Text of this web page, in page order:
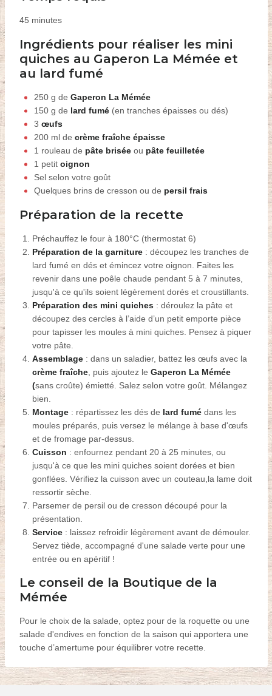
45 minutes
Ingrédients pour réaliser les mini
quiches au Gaperon La Mémée et
au lard fumé
250g de Gaperon La Mémée
150 g de lard fumé(en tranches épaissesou dés)
3 œufs
200 ml de crème fraîche épaisse
1 rouleau de pâte briséeou pâte feuilletée
1 petit oignon
Sel selon votre goût
Quelques brins de cresson ou de persil frais
Préparation de la recette
Préchauffez le four à 180°C (thermostat 6)
Préparation de la garniture: découpez les tranches de
lard fumé en dés et émincez votre oignon.
Faites les
revenir dans une poêle chaude pendant 5 à 7 minutes,
jusqu'à ce qu'ils soient légèrement dorés et croustillants.
Préparation des mini quiches: déroulez la pâte et
découpez des cercles à l’aide d’un petit emporte pièce
pour tapisser les moules à mini quiches. Pensez à piquer
votre pâte.
Assemblage: dans un saladier, battez les œufs avec la
crème fraîche, puis ajoutez le Gaperon La Mémée
(sans croûte) émietté. Salez selon votre goût. Mélangez
bien.
Montage: répartissez les dés de lard fumédans les
moules préparés, puis versez le mélange à base d'œufs
et de fromage par-dessus.
Cuisson : enfournez pendant 20 à 25 minutes, ou
jusqu'à ce que les mini quiches soient dorées et bien
gonflées. Vérifiez la cuisson avec un couteau ,la lame doit
ressortir sèche.
Parsemer de persil ou de cresson découpé pour la
présentation.
Service: laissez refroidir légèrement avant de démouler.
Servez tiède, accompagné d'une salade verte pour une
entrée ou en apéritif !
Le conseil de la Boutique de la
Mémée
Pour le choix de la salade, optez pour de la roquette ou une
salade d'endives en fonction de la saison qui apportera une
touche d’amertume pour équilibrer votre recette.